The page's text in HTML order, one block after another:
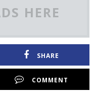
HERE
SHARE
COMMENT